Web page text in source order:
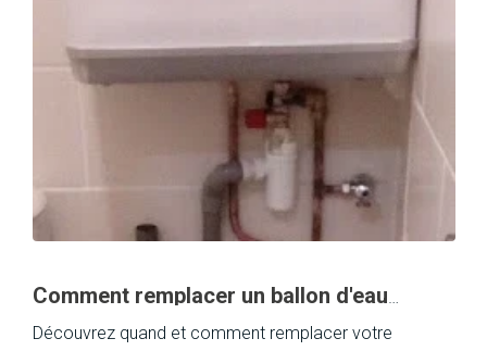
Comment remplacer un ballon d'eau
chaude défectueux&nbsp;?
Découvrez quand et comment remplacer votre